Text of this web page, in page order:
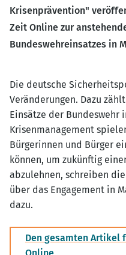
Krisenprävention"
Zeit Online zur
Bundeswehreinsatzes in
Die deutsche
Veränderungen. Dazu
Einsätze der
Krisenmanagement
Bürgerinnen und Bürger
können, um zukünftig
abzulehnen, schreiben
über das Engagement in
dazu.
Den gesamten Artikel
Online